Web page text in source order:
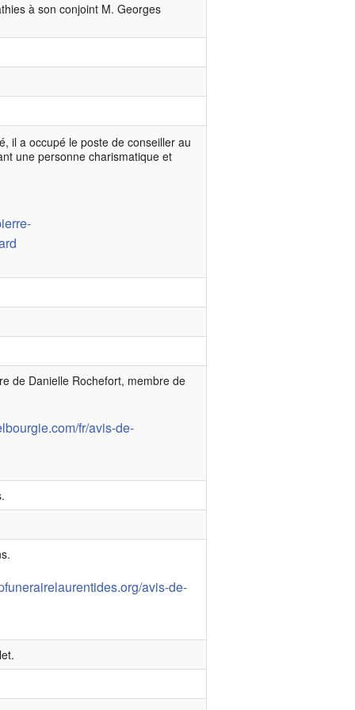
à son conjoint M. Georges
il a occupé le poste de conseiller au
une personne charismatique et
de Danielle Rochefort, membre de
fr/avis-de-
avis-de-